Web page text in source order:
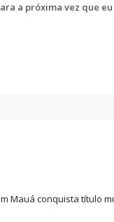
a próxima vez que
Mauá conquista título